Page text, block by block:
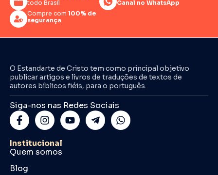
todo Brasil
Canal no WhatsApp
Compre com 100% de
segurança
O Estandarte de Cristo tem como principal objetivo
publicar artigos e livros de traduções de textos de
autores bíblicos fiéis, para o português.
Siga-nos nas Redes Sociais
Institucional
Quem somos
Blog